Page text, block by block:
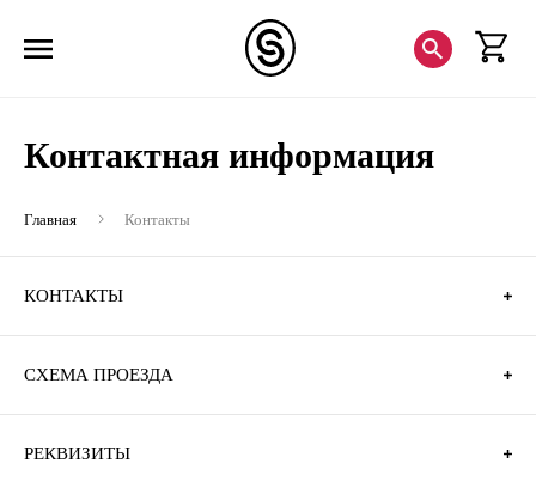
Контактная информация
Главная Контакты
КОНТАКТЫ
СХЕМА ПРОЕЗДА
РЕКВИЗИТЫ